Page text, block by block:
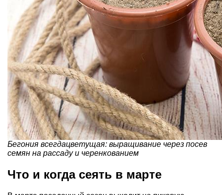
Бегония всегдацветущая: выращивание через посев
семян на рассаду и черенкованием
Что и когда сеять в марте